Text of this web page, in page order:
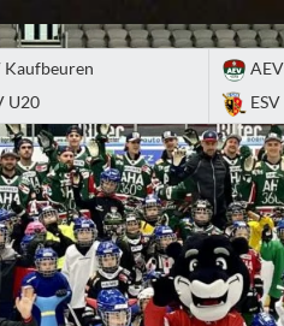
Kaufbeuren
U20